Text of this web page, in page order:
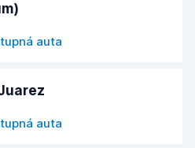
auta
auta